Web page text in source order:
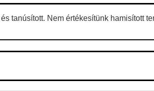
tanúsított. Nem értékesítünk hamisított